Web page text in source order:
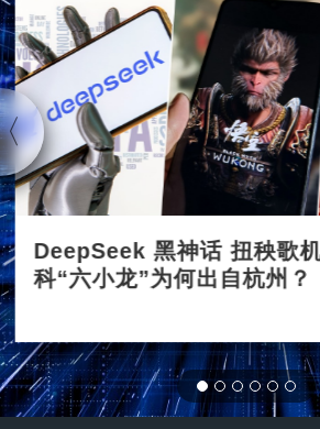
DeepSeek 黑神话 扭秧歌
科“六小龙”为何出自杭州？